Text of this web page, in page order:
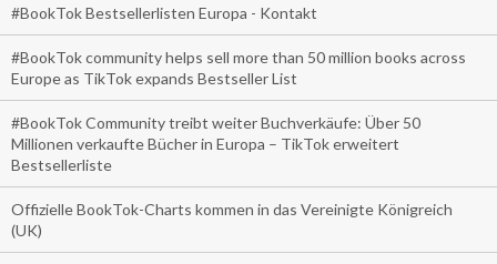
#BookTok Bestsellerlisten Europa - Kontakt
#BookTok community helps sell more than 50 million books across
Europe as TikTok expands Bestseller List
#BookTok Community treibt weiter Buchverkäufe: Über 50
Millionen verkaufte Bücher in Europa – TikTok erweitert
Bestsellerliste
Offizielle BookTok-Charts kommen in das Vereinigte Königreich
(UK)